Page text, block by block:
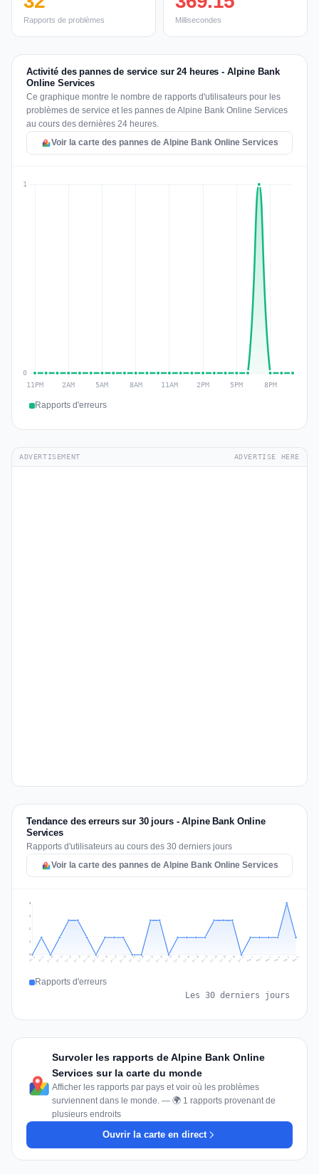
Rapports de problèmes Millisecondes
Activité des pannes de service sur 24 heures - Alpine Bank
Online Services
Ce graphique montre le nombre de rapports d'utilisateurs pour les
problèmes de service et les pannes de Alpine Bank Online Services
au cours des dernières 24 heures.
Voir la carte des pannes de Alpine Bank Online Services
Rapports d'erreurs
ADVERTISEMENT ADVERTISE HERE
Tendance des erreurs sur 30 jours - Alpine Bank Online
Services
Rapports d'utilisateurs au cours des 30 derniers jours
Voir la carte des pannes de Alpine Bank Online Services
1
2
2
3
Jul 8 Jul 9 Jul 10 Jul 11 Jul 12 Jul 13 Jul 14 Jul 15 Jul 16 Jul 17 Jul 18 Jul 19 Jul 20 Jul 21 Jul 22 Jul 23 Jul 24 Jul 25 Jul 26 Jul 27 Jul 28 Jul 29 Jul 30 Jul 31 Aug 1 Aug 2 Aug 3 Aug 4 Aug 5 Aug 6
Rapports d'erreurs
Les 30 derniers jours
Survoler les rapports de Alpine Bank Online
Services sur la carte du monde
Afficher les rapports par pays et voir où les problèmes
surviennent dans le monde. — 🌍 1 rapports provenant de
plusieurs endroits
Ouvrir la carte en direct